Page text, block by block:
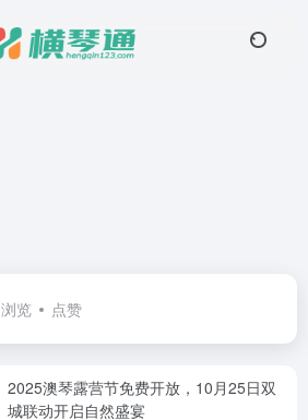
浏览 点赞
2025澳琴露营节免费开放，10月25日双
城联动开启自然盛宴